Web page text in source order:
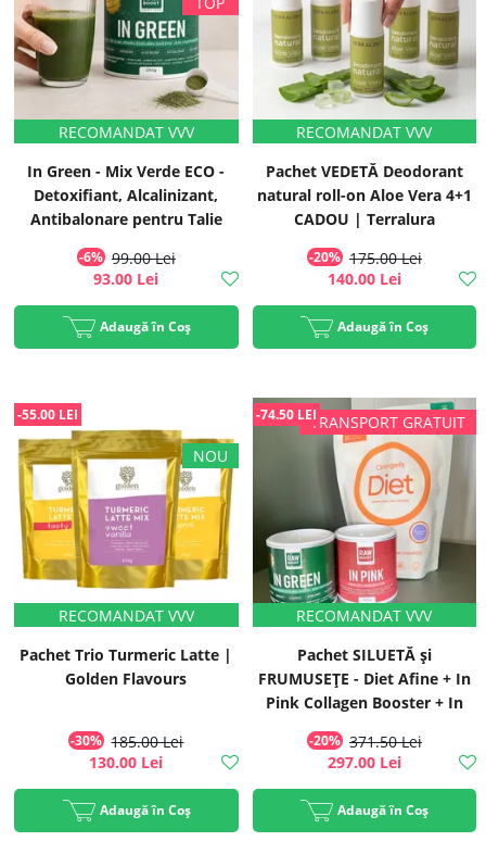
In Green - Mix Verde ECO -
Detoxifiant, Alcalinizant,
Antibalonare pentru Talie
Suplă, 200g, #1 Best Seller |
Rawboost
-6% 99.00 Lei
93.00 Lei
Adaugă în Coș
Pachet VEDETĂ Deodorant
natural roll-on Aloe Vera 4+1
CADOU | Terralura
-20% 175.00 Lei
140.00 Lei
Adaugă în Coș
Pachet Trio Turmeric Latte |
Golden Flavours
-30% 185.00 Lei
-55.00 LEI
130.00 Lei
Adaugă în Coș
Pachet SILUETĂ și
FRUMUSEȚE - Diet Afine + In
Pink Collagen Booster + In
Green Mix Verde
-20% 371.50 Lei
-74.50 LEI
297.00 Lei
Adaugă în Coș